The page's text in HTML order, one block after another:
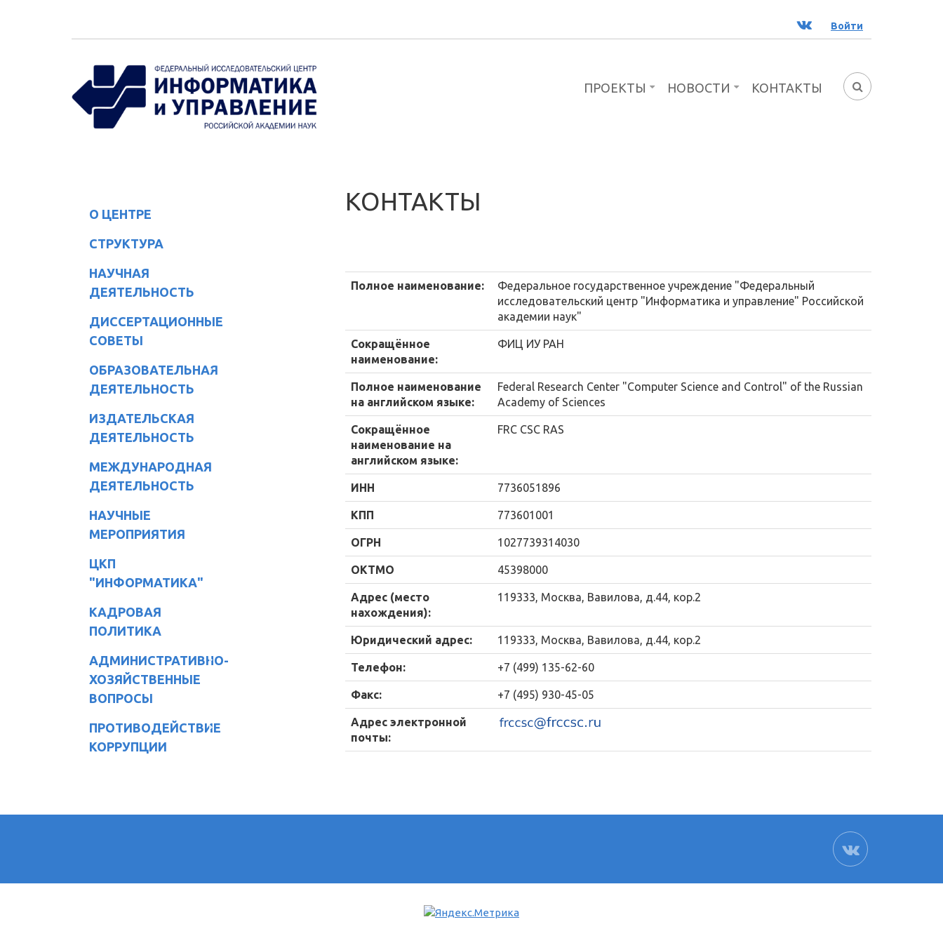
ВК Войти
ФОРМА
ПРОЕКТЫ НОВОСТИ КОНТАКТЫ
О ЦЕНТРЕ
СТРУКТУРА
НАУЧНАЯ
ДЕЯТЕЛЬНОСТЬ
ДИССЕРТАЦИОННЫЕ
СОВЕТЫ
ОБРАЗОВАТЕЛЬНАЯ
ДЕЯТЕЛЬНОСТЬ
ИЗДАТЕЛЬСКАЯ
ДЕЯТЕЛЬНОСТЬ
МЕЖДУНАРОДНАЯ
ДЕЯТЕЛЬНОСТЬ
НАУЧНЫЕ
МЕРОПРИЯТИЯ
ЦКП
"ИНФОРМАТИКА"
КАДРОВАЯ
ПОЛИТИКА
АДМИНИСТРАТИВНО-
ХОЗЯЙСТВЕННЫЕ
ВОПРОСЫ
ПРОТИВОДЕЙСТВИЕ
КОРРУПЦИИ
КОНТАКТЫ
Полное наименование:
Федеральное государственное учреждение "Федеральный
исследовательский центр "Информатика и управление" Российской
академии наук"
Сокращённое
наименование:
ФИЦ ИУ РАН
Полное наименование
на английском языке:
Federal Research Center "Computer Science and Control" of the Russian
Academy of Sciences
Сокращённое
наименование на
английском языке:
FRC CSC RAS
ИНН 7736051896
КПП 773601001
ОГРН 1027739314030
ОКТМО 45398000
Адрес (место
нахождения):
119333, Москва, Вавилова, д.44, кор.2
Юридический адрес: 119333, Москва, Вавилова, д.44, кор.2
Телефон: +7 (499) 135-62-60
Факс: +7 (495) 930-45-05
Адрес электронной
почты:
ВК